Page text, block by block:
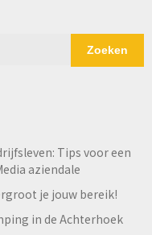
Zoeken
Tips voor een
aziendale
je jouw bereik!
in de Achterhoek